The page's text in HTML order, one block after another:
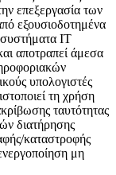
επεξεργασία των
εξουσιοδοτημένα
IT
αποτραπεί άμεσα
υπολογιστές
τη χρήση
ταυτότητας
διατήρησης
καταστροφής
μη